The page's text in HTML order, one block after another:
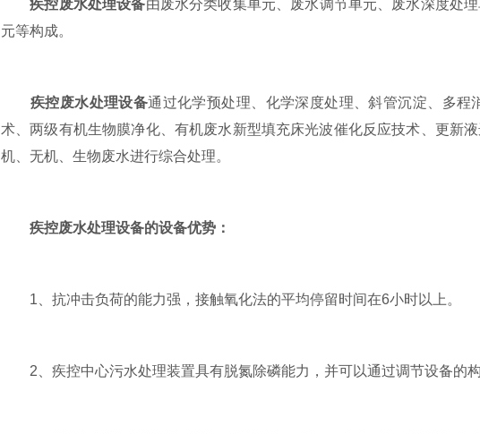
疾控废水处理设备由废水分类收集单元、废水调节单元、废水深度处
元等构成。
疾控废水处理设备通过化学预处理、化学深度处理、斜管沉淀、多
术、两级有机生物膜净化、有机废水新型填充床光波催化反应技术、更新
机、无机、生物废水进行综合处理。
疾控废水处理设备的设备优势：
1、抗冲击负荷的能力强，接触氧化法的平均停留时间在6小时以上。
2、疾控中心污水处理装置具有脱氮除磷能力，并可以通过调节设备的